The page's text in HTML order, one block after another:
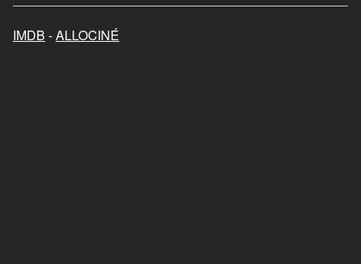
IMDB -ALLOCINÉ
Mon chat et moi, la grande
aventure de Rroû